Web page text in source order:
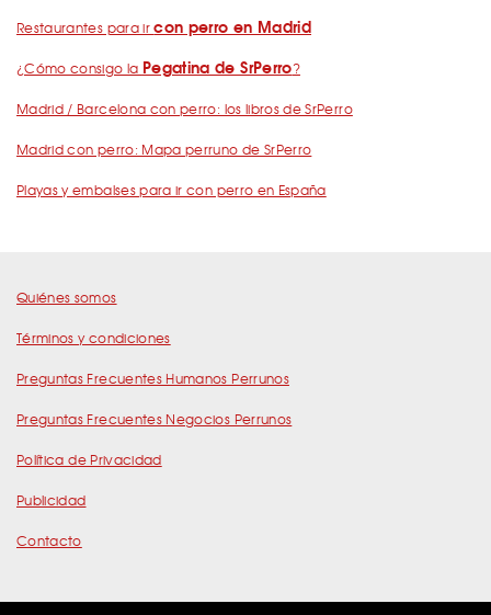
Restaurantes para ircon perro en Madrid
¿Cómo consigo la Pegatina de SrPerro?
Madrid / Barcelona con perro: los libros de SrPerro
Madrid con perro: Mapa perruno de SrPerro
Playas y embalses para ir con perro en España
Quiénes somos
Términos y condiciones
Preguntas Frecuentes Humanos Perrunos
Preguntas Frecuentes Negocios Perrunos
Política de Privacidad
Publicidad
Contacto